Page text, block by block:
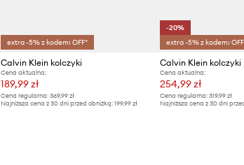
extra -5% z kodem: OFF*
Calvin Klein kolczyki
Cena aktualna:
189,99 zł
Cena regularna: 369,99 zł
Najniższa cena z 30 dni przed obniżką: 199,99 zł
-20%
extra -5% z kodem:
Calvin Klein kolczyki
Cena aktualna:
254,99 zł
Cena regularna:319,99 zł
Najniższa cena z 30 dni